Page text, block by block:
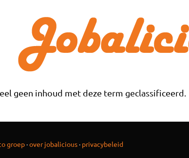
geen inhoud met deze term geclassificeerd.
groep·over jobalicious· privacybeleid